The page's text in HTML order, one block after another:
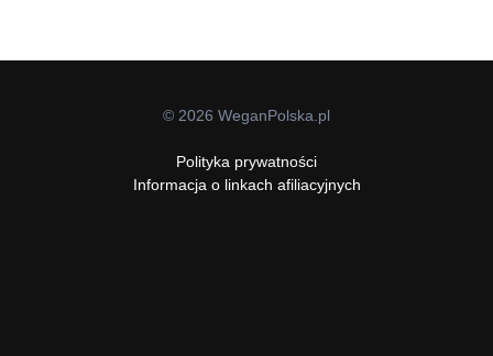
© 2026 WeganPolska.pl
Polityka prywatności
Informacja o linkach afiliacyjnych